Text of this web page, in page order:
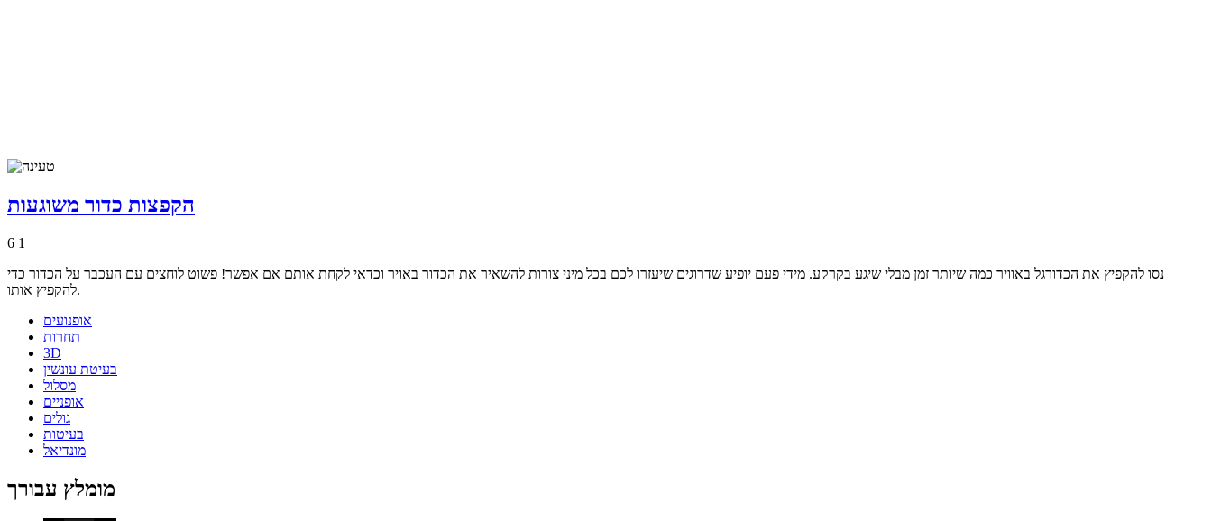
הקפצות כדור משוגעות
6 1
נסו להקפיץ את הכדורגל באוויר כמה שיותר זמן מבלי שיגע בקרקע. מידי פעם יופיע שדרוגים שיעזרו לכם בכל מיני צורות להשאיר את הכדור באויר וכדאי לקחת אותם אם אפשר! פשוט לוחצים עם העכבר על הכדור כדי
להקפיץ אותו.
אופנועים
תחרות
3D
בעיטת עונשין
מסלול
אופניים
גולים
בעיטות
מונדיאל
מומלץ עבורך